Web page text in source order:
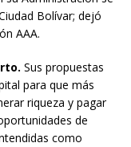
Bolívar; dejó
AAA.
Sus propuestas
para que más
riqueza y pagar
de
como